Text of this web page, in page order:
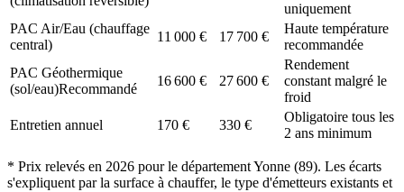
uniquement
PAC Air/Eau (chauffage
central)
11 000 € 17 700 €
Haute température
recommandée
PAC Géothermique
(sol/eau)Recommandé
16 600 € 27 600 €
Rendement
constant malgré le
froid
Entretien annuel
170 € 330 €
Obligatoire tous les
2 ans minimum
* Prix relevés en 2026 pour le départementYonne (89). Les écarts
s'expliquent par la surface à chauffer, le type d'émetteurs existants et